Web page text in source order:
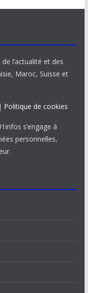
l’actualité et des
Maroc, Suisse et
| Politique de cookies
s’engage à
personnelles,